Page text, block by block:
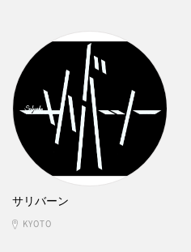
サリバーン
KYOTO